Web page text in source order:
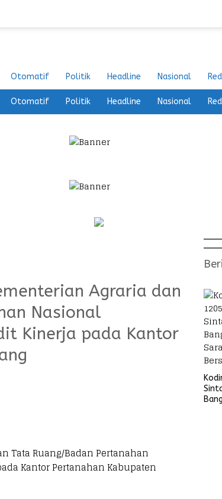
Otomatif Politik Headline Nasional
Otomatif Politik Headline Nasional
Agraria dan
Nasional
Kinerja pada Kantor
Tata Ruang/Badan Pertanahan
Kantor Pertanahan Kabupaten